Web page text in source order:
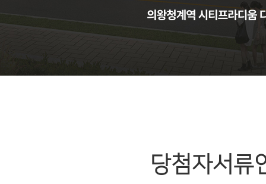
당첨자서류